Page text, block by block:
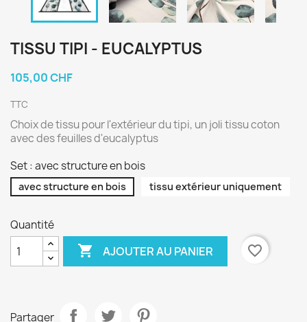
TISSU TIPI - EUCALYPTUS
105,00 CHF
TTC
Choix de tissu pour l'extérieur du tipi, un joli tissu coton
avec des feuilles d'eucalyptus
Set : avec structure en bois
avec structure en bois tissu extérieur uniquement
Quantité
 AJOUTER AU PANIER favorite_border
Partager